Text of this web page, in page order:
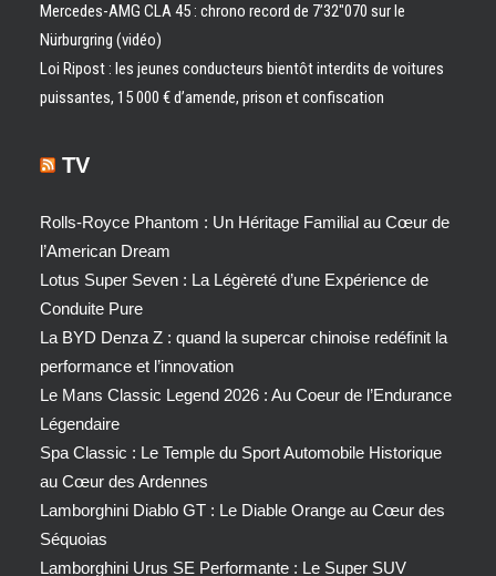
Mercedes-AMG CLA 45 : chrono record de 7’32″070 sur le
Nürburgring (vidéo)
Loi Ripost : les jeunes conducteurs bientôt interdits de voitures
puissantes, 15 000 € d’amende, prison et confiscation
TV
Rolls-Royce Phantom : Un Héritage Familial au Cœur de
l’American Dream
Lotus Super Seven : La Légèreté d’une Expérience de
Conduite Pure
La BYD Denza Z : quand la supercar chinoise redéfinit la
performance et l’innovation
Le Mans Classic Legend 2026 : Au Coeur de l’Endurance
Légendaire
Spa Classic : Le Temple du Sport Automobile Historique
au Cœur des Ardennes
Lamborghini Diablo GT : Le Diable Orange au Cœur des
Séquoias
Lamborghini Urus SE Performante : Le Super SUV